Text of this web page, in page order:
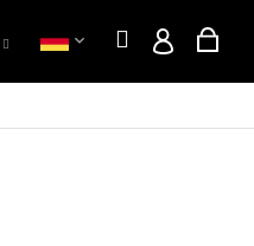
POPPERS AKTION
Suchen
Login
POPPERS AKTION
Suchen
Login